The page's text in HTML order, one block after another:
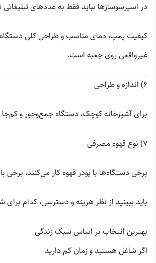
در اسپرسوسازها نباید فقط به عددهای تبلیغاتی
کیفیت پمپ، دمای مناسب و طراحی کلی دستگاه
غیرواقعی روی جعبه است.
6) اندازه و طراحی
برای آشپزخانه کوچک، دستگاه جمع‌وجور و
7) نوع قهوه مصرفی
برخی دستگاه‌ها با پودر قهوه کار می‌کنند، برخی
باید ببینید از نظر هزینه و دسترسی، کدام
بهترین انتخاب بر اساس سبک زندگی
اگر شاغل هستید و زمان کم دارید